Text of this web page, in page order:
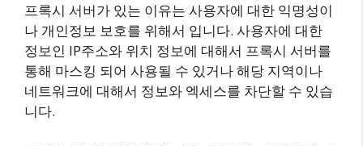
프록시 서버가 있는 이유는 사용자에 대한 익명성이
나 개인정보 보호를 위해서 입니다. 사용자에 대한
정보인 IP주소와 위치 정보에 대해서 프록시 서버를
통해 마스킹 되어 사용될 수 있거나 해당 지역이나
네트워크에 대해서 정보와 엑세스를 차단할 수 있습
니다.